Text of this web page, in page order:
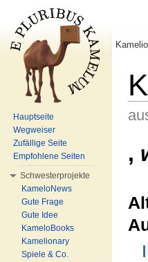
,
Hauptseite
Wegweiser
Zufällige Seite
Empfohlene Seiten
Schwesterprojekte
KameloNews
Gute Frage
Gute Idee
KameloBooks
Kamelionary
Spiele & Co.